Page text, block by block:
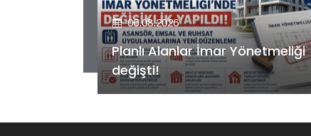
06.08.2026
Kiler GYO’dan Pendik Dolayoba
projesiyle ilgili önemli adım!